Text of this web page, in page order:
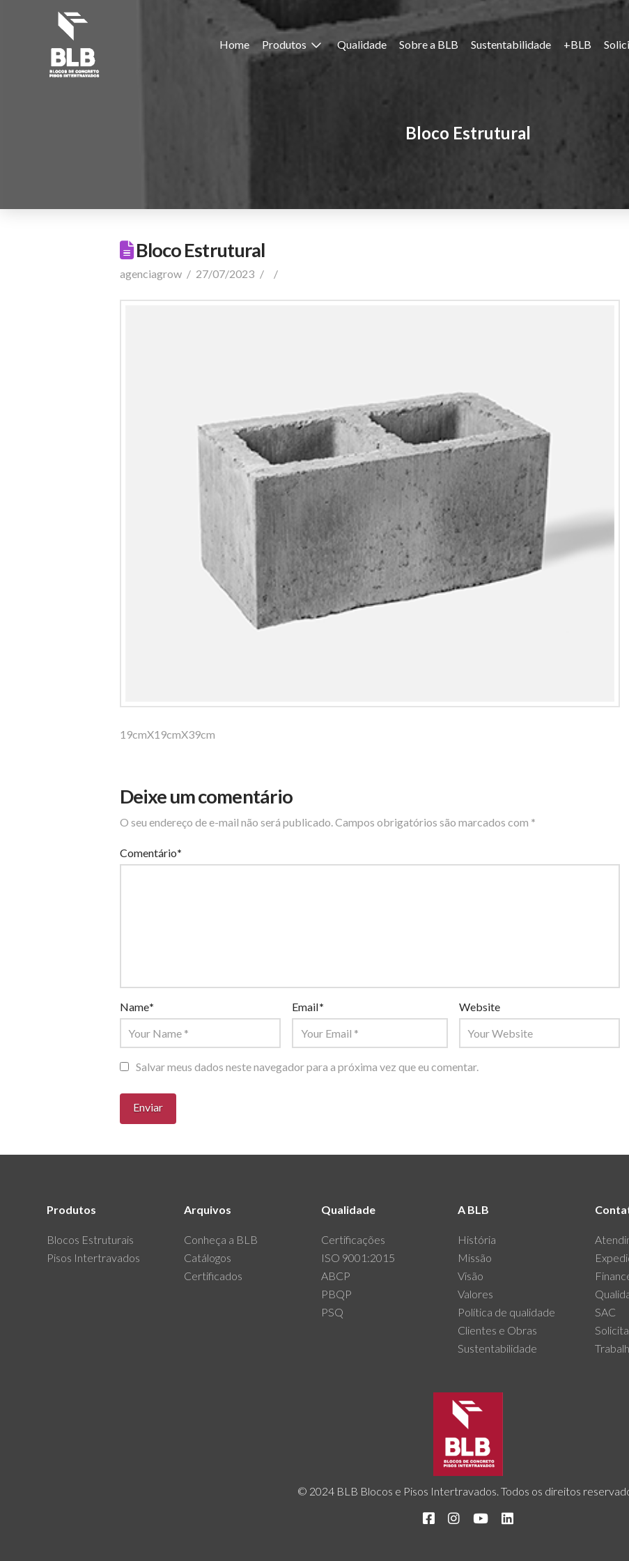
Home Produtos Qualidade Sobre a BLB Sustentabilidade +BLB
Bloco Estrutural
Bloco Estrutural
agenciagrow 27/07/2023
19cmX19cmX39cm
Deixe um comentário
O seu endereço de e-mail não será publicado. Campos obrigatórios são marcados com *
Comentário*
Name* Email* Website
Salvar meus dados neste navegador para a próxima vez que eu comentar.
Produtos
Blocos Estruturais
Pisos Intertravados
Arquivos
Conheça a BLB
Catálogos
Certificados
Qualidade
Certificações
ISO 9001:2015
ABCP
PBQP
PSQ
A BLB
História
Missão
Visão
Valores
Política de qualidade
Clientes e Obras
Sustentabilidade
SAC
© 2024 BLB Blocos e Pisos Intertravados. Todos os direitos